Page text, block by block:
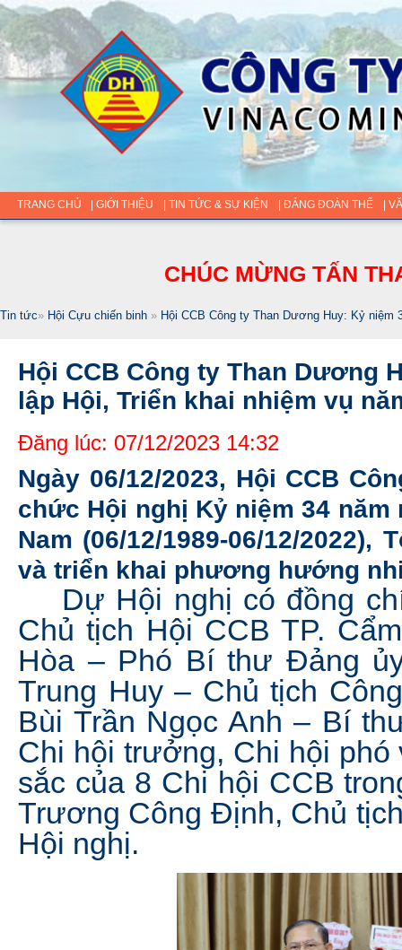
TRANG CHỦ | GIỚI THIỆU | TIN TỨC & SỰ KIỆN | ĐẢNG ĐOÀN THỂ |
CHÚC MỪNG TẤN
Tin tức» Hội Cựu chiến binh » Hội CCB Công ty Than Dương Huy: Kỷ niệm
Hội CCB Công ty Than Dương
lập Hội, Triển khai nhiệm vụ
Đăng lúc: 07/12/2023 14:32
Ngày 06/12/2023, Hội CCB
chức Hội nghị Kỷ niệm 34 năm
Nam (06/12/1989-06/12/
và triển khai phương hướng
Dự Hội nghị có đồng
Chủ tịch Hội CCB TP.
Hòa – Phó Bí thư Đảng
Trung Huy – Chủ tịch
Bùi Trần Ngọc Anh – Bí
Chi hội trưởng, Chi hội phó
sắc của 8 Chi hội CCB
Trương Công Định, Chủ
Hội nghị.